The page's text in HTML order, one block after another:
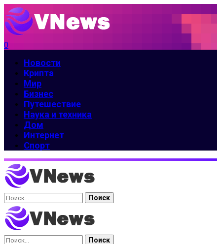
0
Новости
Крипта
Мир
Бизнес
Путешествие
Наука и техника
Дом
Интернет
Спорт
Найти:
Найти: